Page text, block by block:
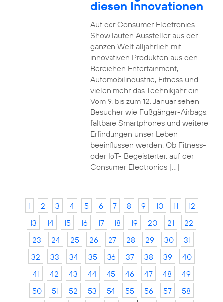
diesen Innovationen
Auf der Consumer Electronics
Show läuten Aussteller aus der
ganzen Welt alljährlich mit
innovativen Produkten aus den
Bereichen Entertainment,
Automobilindustrie, Fitness und
vielen mehr das Technikjahr ein.
Vom 9. bis zum 12. Januar sehen
Besucher wie Fußgänger-Airbags,
faltbare Smartphones und weitere
Erfindungen unser Leben
beeinflussen werden. Ob Fitness-
oder IoT- Begeisterter, auf der
Consumer Electronics […]
1 2 3 4 5 6 7 8 9 10 11
12
13
14 15 16 17 18 19 20 21
22
23
24 25 26 27 28 29 30
31
32
33 34 35 36 37 38 39
40
41
42 43 44 45 46 47 48
49
50
51 52 53 54 55 56 57
58